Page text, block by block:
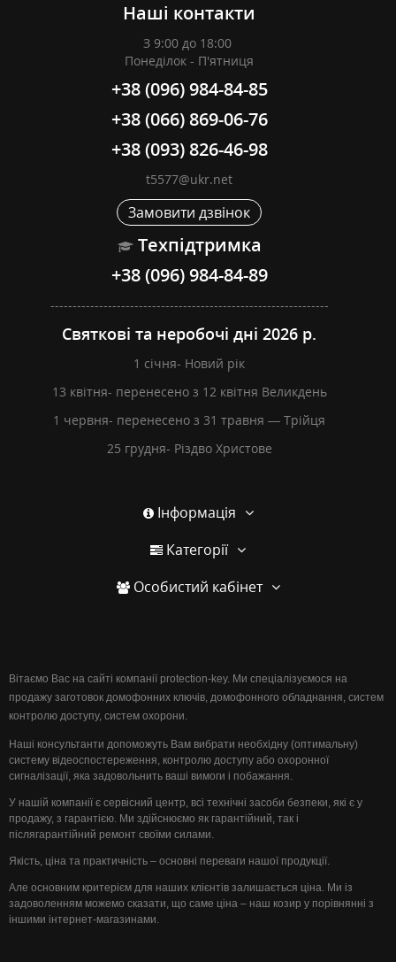
Наші контакти
З 9:00 до 18:00
Понеділок - П'ятниця
+38 (096) 984-84-85
+38 (066) 869-06-76
+38 (093) 826-46-98
t5577@ukr.net
Замовити дзвінок
Техпідтримка
+38 (096) 984-84-89
---------------------------------------------------------------
Святкові та неробочі дні 2026 р.
1 січня- Новий рік
13 квітня- перенесено з 12 квітня Великдень
1 червня- перенесено з 31 травня — Трійця
25 грудня- Різдво Христове
Інформація
Категорії
Особистий кабінет
Вітаємо Вас на сайті компанії protection-key. Ми спеціалізуємося на
продажу заготовок домофонних ключів, домофонного обладнання, систем
контролю доступу, систем охорони.
Наші консультанти допоможуть Вам вибрати необхідну (оптимальну)
систему відеоспостереження, контролю доступу або охоронної
сигналізації, яка задовольнить ваші вимоги і побажання.
У нашій компанії є сервісний центр, всі технічні засоби безпеки, які є у
продажу, з гарантією. Ми здійснюємо як гарантійний, так і
післягарантійний ремонт своїми силами.
Якість, ціна та практичність – основні переваги нашої продукції.
Але основним критерієм для наших клієнтів залишається ціна. Ми із
задоволенням можемо сказати, що саме ціна – наш козир у порівнянні з
іншими інтернет-магазинами.